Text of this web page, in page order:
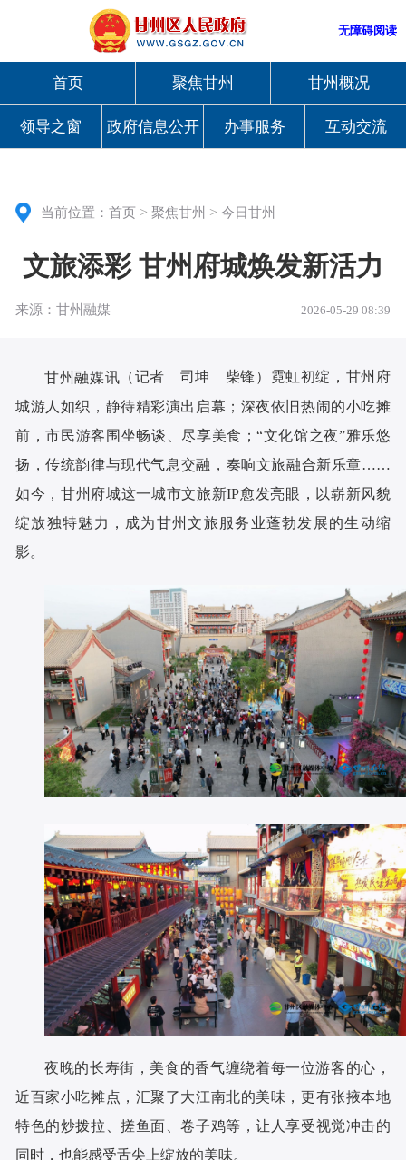
无障碍阅读
首页 聚焦甘州 甘州概况
领导之窗 政府信息公开 办事服务 互动交流
当前位置：首页 >聚焦甘州 >今日甘州
文旅添彩 甘州府城焕发新活力
来源：甘州融媒 2026-05-29 08:39
甘州融媒讯 （记者 司坤 柴锋）霓虹初绽，甘州府
城游人如织，静待精彩演出启幕；深夜依旧热闹的小吃摊
前，市民游客围坐畅谈、尽享美食；“文化馆之夜”雅乐悠
扬，传统韵律与现代气息交融，奏响文旅融合新乐章……
如今，甘州府城这一城市文旅新IP愈发亮眼，以崭新风貌
绽放独特魅力，成为甘州文旅服务业蓬勃发展的生动缩
影。
夜晚的长寿街，美食的香气缠绕着每一位游客的心，
近百家小吃摊点，汇聚了大江南北的美味，更有张掖本地
特色的炒拨拉、搓鱼面、卷子鸡等，让人享受视觉冲击的
同时，也能感受舌尖上绽放的美味。